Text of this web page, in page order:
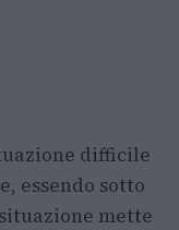
difficile
essendo sotto
mette